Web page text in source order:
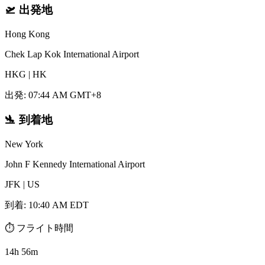
🛫 出発地
Hong Kong
Chek Lap Kok International Airport
HKG | HK
出発: 07:44 AM GMT+8
🛬 到着地
New York
John F Kennedy International Airport
JFK | US
到着: 10:40 AM EDT
⏱️ フライト時間
14h 56m